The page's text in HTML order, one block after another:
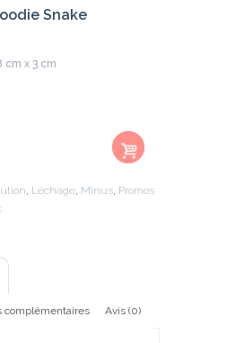
Snake
cm x 3 cm
Ajout
er au
panier
Léchage Minus Promos
complémentaires Avis (0)